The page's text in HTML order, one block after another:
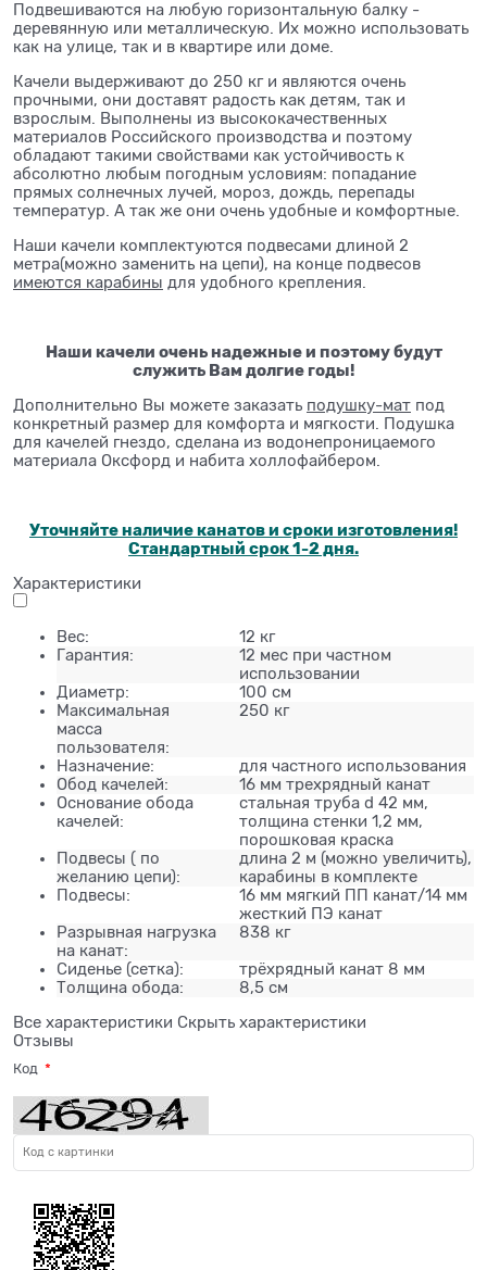
Подвешиваются на любую горизонтальную балку -
деревянную или металлическую. Их можно использовать
как на улице, так и в квартире или доме.
Качели выдерживают до 250 кг и являются очень
прочными, они доставят радость как детям, так и
взрослым. Выполнены из высококачественных
материалов Российского производства и поэтому
обладают такими свойствами как устойчивость к
абсолютно любым погодным условиям: попадание
прямых солнечных лучей, мороз, дождь, перепады
температур. А так же они очень удобные и комфортные.
Наши качели комплектуются подвесами длиной 2
метра(можно заменить на цепи), на конце подвесов
имеются карабины для удобного крепления.
Наши качели очень надежные и поэтому будут
служить Вам долгие годы!
⁠Дополнительно Вы можете заказать подушку-мат под
конкретный размер для комфорта и мягкости. Подушка
для качелей гнездо, сделана из водонепроницаемого
материала Оксфорд и набита холлофайбером.
Уточняйте наличие канатов и сроки изготовления!
Стандартный срок 1-2 дня.
Характеристики
Вес:
12 кг
Гарантия:
12 мес при частном
использовании
Диаметр:
100 см
Максимальная
масса
пользователя:
250 кг
Назначение:
для частного использования
Обод качелей:
16 мм трехрядный канат
Основание обода
качелей:
стальная труба d 42 мм,
толщина стенки 1,2 мм,
порошковая краска
Подвесы ( по
желанию цепи):
длина 2 м (можно увеличить),
карабины в комплекте
Подвесы:
16 мм мягкий ПП канат/14 мм
жесткий ПЭ канат
Разрывная нагрузка
на канат:
838 кг
Сиденье (сетка):
трёхрядный канат 8 мм
Толщина обода:
8,5 см
Все характеристики Скрыть характеристики
Отзывы
Код